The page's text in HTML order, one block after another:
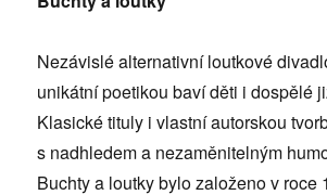
Nezávislé alternativní loutkové
unikátní poetikou baví děti i dospělé
Klasické tituly i vlastní autorskou
s nadhledem a nezaměnitelným
Buchty a loutky bylo založeno v roce